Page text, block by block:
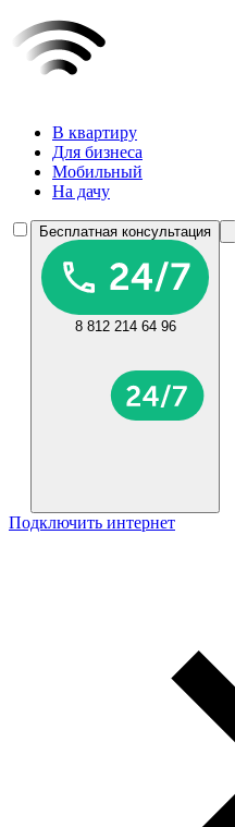
В квартиру
Для бизнеса
Мобильный
На дачу
Бесплатная консультация
8 812 214 64 96
Подключить интернет